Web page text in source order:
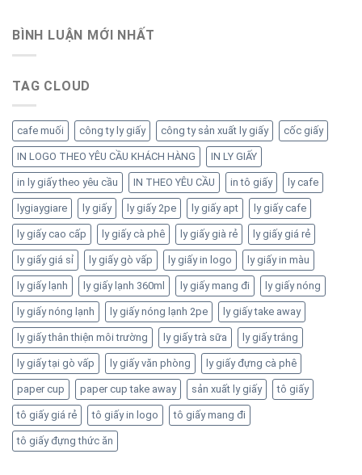
BÌNH LUẬN MỚI NHẤT
TAG CLOUD
cafe muối công ty ly giấy công ty sản xuất ly giấy cốc giấy
IN LOGO THEO YÊU CẦU KHÁCH HÀNG IN LY GIẤY
in ly giấy theo yêu cầu IN THEO YÊU CẦU in tô giấy ly cafe
lygiaygiare ly giấy ly giấy 2pe ly giấy apt ly giấy cafe
ly giấy cao cấp ly giấy cà phê ly giấy già rẻ ly giấy giá rẻ
ly giấy giá sỉ ly giấy gò vấp ly giấy in logo ly giấy in màu
ly giấy lạnh ly giấy lạnh 360ml ly giấy mang đi ly giấy nóng
ly giấy nóng lạnh ly giấy nóng lạnh 2pe ly giấy take away
ly giấy thân thiện môi trường ly giấy trà sữa ly giấy trắng
ly giấy tại gò vấp ly giấy văn phòng ly giấy đựng cà phê
paper cup paper cup take away sản xuất ly giấy tô giấy
tô giấy giá rẻ tô giấy in logo tô giấy mang đi
tô giấy đựng thức ăn